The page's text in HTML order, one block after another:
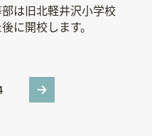
は旧北軽井沢小学校
に開校します。
ルも同時に開校。初
1クラス編成でスタ
会の様子。
校の様子。こちら
して生まれ変わりま